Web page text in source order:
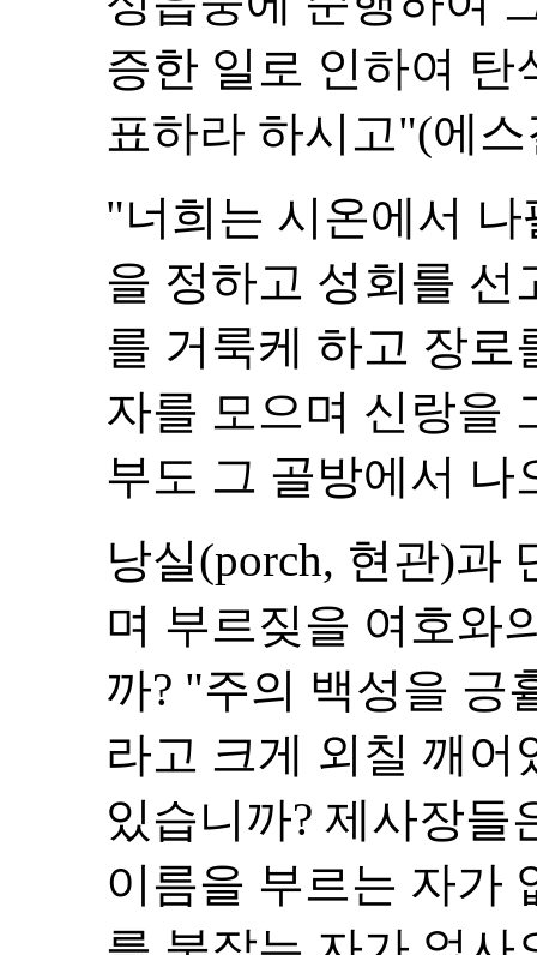
증한 일로 인하여 탄
표하라 하시고"(에스
"너희는 시온에서
을 정하고 성회를 선
를 거룩케 하고 장로
자를 모으며 신랑을
부도 그 골방에서 나
낭실(porch, 현관)과
며 부르짖을 여호와
까? "주의 백성을 긍
라고 크게 외칠 깨
있습니까? 제사장
이름을 부르는 자가